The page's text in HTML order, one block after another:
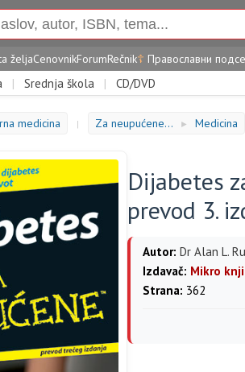
željaCenovnikForumRečnik☦ Православни
| Srednja škola | CD/DVD
medicina | Za neupućene... ► Medicina
Dijabetes
prevod 3.
Autor: Dr Alan L.
Izdavač: Mikro
Strana: 362